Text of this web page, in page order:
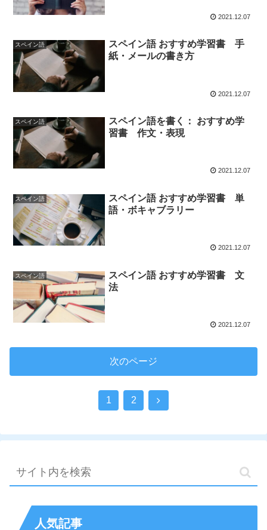
2021.12.07
スペイン語
スペイン語 おすすめ学習書 手
紙・メールの書き方
2021.12.07
スペイン語
スペイン語を書く： おすすめ学
習書 作文・表現
2021.12.07
スペイン語
スペイン語 おすすめ学習書 単
語・ボキャブラリー
2021.12.07
スペイン語
スペイン語 おすすめ学習書 文
法
2021.12.07
次のページ
1 2
人気記事